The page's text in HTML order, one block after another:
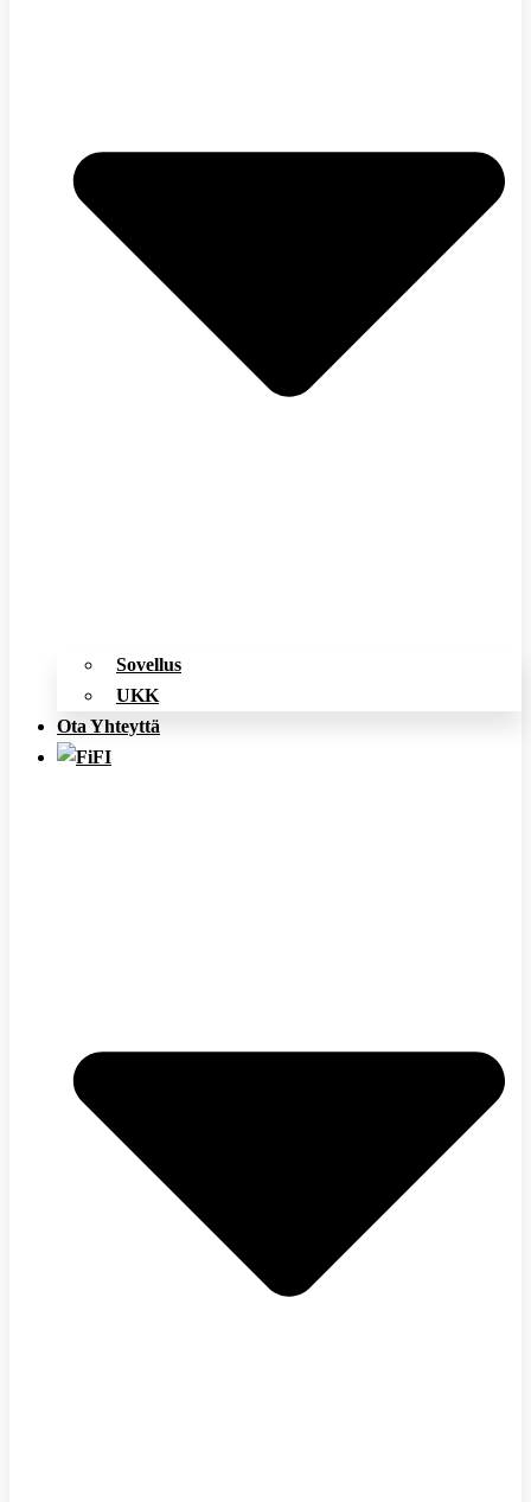
Sovellus
UKK
Ota Yhteyttä
FI